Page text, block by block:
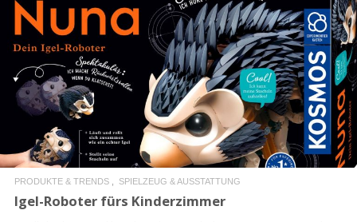
READ MORE
PRODUKTE & TRENDS SPIELZEUG & AUSSTATTUNG
Igel-Roboter fürs Kinderzimmer